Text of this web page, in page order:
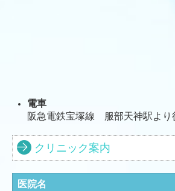
電車
阪急電鉄宝塚線 服部天神駅より
クリニック案内
医院名